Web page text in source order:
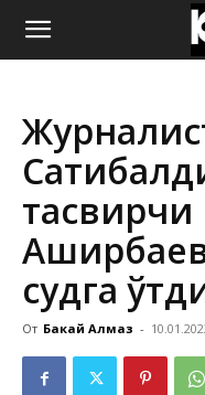
ҚИРҒИЗИСТОН
ЯНГИЛИКЛАРИ
тасвирчи
судга
От Бакай Алмаз -